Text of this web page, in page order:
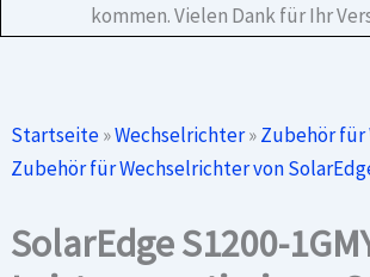
kommen. Vielen Dank für Ihr
Startseite»Wechselrichter»Zubehör für
Zubehör für Wechselrichter von
SolarEdge S1200-